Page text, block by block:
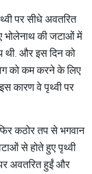
पर सीधे अवतरित
भोलेनाथ की जटाओं में
थी. और इस दिन को
वेग को कम करने के लिए
कारण वे पृथ्वी पर
कठोर तप से भगवान
से होते हुए पृथ्वी
पर अवतरित हुईं और